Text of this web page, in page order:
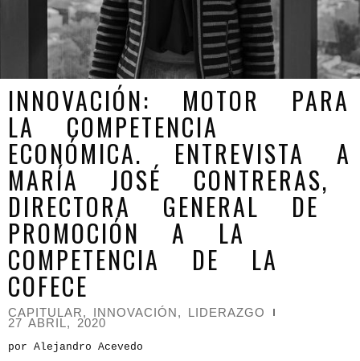
INNOVACIÓN: MOTOR PARA
LA COMPETENCIA
ECONÓMICA. ENTREVISTA A
MARÍA JOSÉ CONTRERAS,
DIRECTORA GENERAL DE
PROMOCIÓN A LA
COMPETENCIA DE LA
COFECE
CAPITULAR, INNOVACIÓN, LIDERAZGO
27 ABRIL, 2020
por Alejandro Acevedo